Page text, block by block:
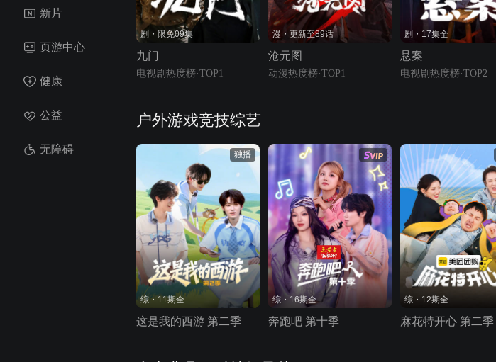
新片
页游中心
健康
公益
无障碍
剧・限免09集
九门
电视剧热度榜·TOP1
漫・更新至89话
沧元图
动漫热度榜·TOP1
剧・17集全
悬案
电视剧热度榜·TOP2
户外游戏竞技综艺
独播
综・11期全
这是我的西游 第二季
综・16期全
奔跑吧 第十季
综・12期全
麻花特开心 第二季